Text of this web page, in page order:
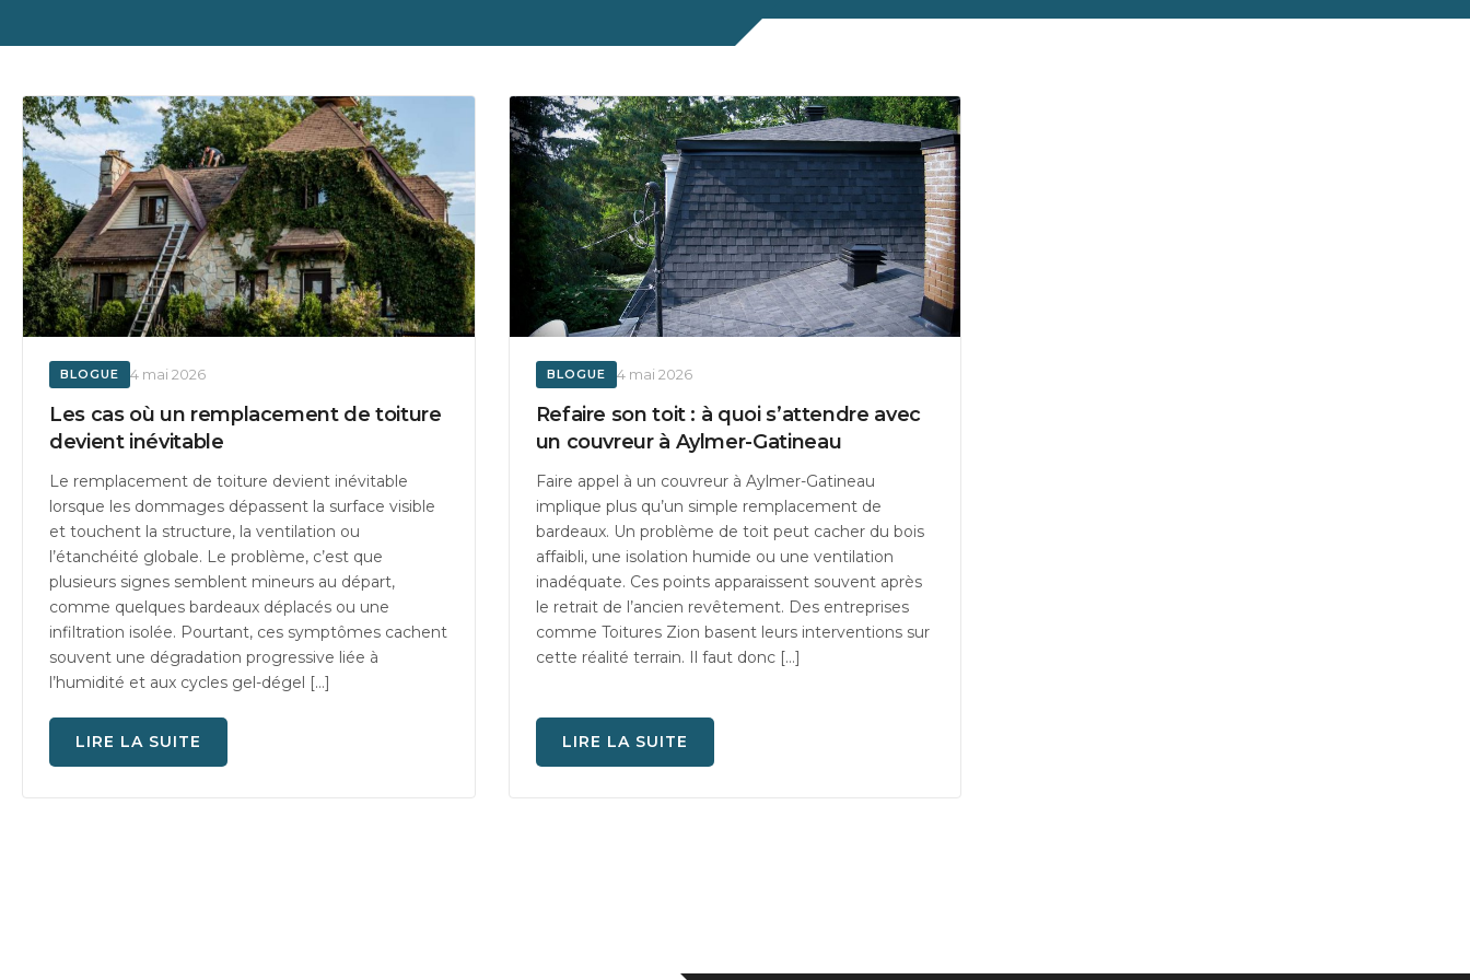
BLOGUE 4 mai 2026
Les cas où un remplacement de toiture
devient inévitable
Le remplacement de toiture devient inévitable
lorsque les dommages dépassent la surface visible
et touchent la structure, la ventilation ou
l’étanchéité globale. Le problème, c’est que
plusieurs signes semblent mineurs au départ,
comme quelques bardeaux déplacés ou une
infiltration isolée. Pourtant, ces symptômes cachent
souvent une dégradation progressive liée à
l’humidité et aux cycles gel-dégel […]
LIRE LA SUITE
BLOGUE 4 mai 2026
Refaire son toit : à quoi s’attendre avec
un couvreur à Aylmer-Gatineau
Faire appel à un couvreur à Aylmer-Gatineau
implique plus qu’un simple remplacement de
bardeaux. Un problème de toit peut cacher du bois
affaibli, une isolation humide ou une ventilation
inadéquate. Ces points apparaissent souvent après
le retrait de l’ancien revêtement. Des entreprises
comme Toitures Zion basent leurs interventions sur
cette réalité terrain. Il faut donc […]
LIRE LA SUITE